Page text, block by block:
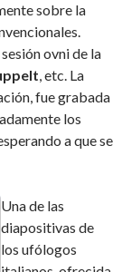
sobre la
ovni de la
, etc. La
fue grabada
los
a que se
Una de las
diapositivas de
los ufólogos